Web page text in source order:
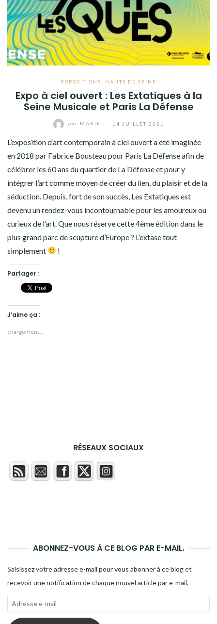
EXPOSITIONS HAUTS DE SEINE
Expo à ciel ouvert : Les Extatiques à la
Seine Musicale et Paris La Défense
par MARIE 14 JUILLET 2021
L’exposition d’art contemporain à ciel ouvert a été imaginée
en 2018 par Fabrice Bousteau pour Paris La Défense afin de
célébrer les 60 ans du quartier de La Défense et pour y
intégrer l’art comme moyen de créer du lien, du plaisir et de la
séduction. Depuis, fort de son succès, Les Extatiques est
devenu un rendez-vous incontournable pour les amoureux ou
curieux de l’art. Que nous réserve cette 4ème édition dans le
plus grand parc de scupture d’Europe ? L’extase tout
simplement
!
Partager :
J’aime ça :
chargement…
RÉSEAUX SOCIAUX
ABONNEZ-VOUS À CE BLOG PAR E-MAIL.
Saisissez votre adresse e-mail pour vous abonner à ce blog et
recevoir une notification de chaque nouvel article par e-mail.
Adresse
VOYAGES À L’ÉTRANGER
CULTURES